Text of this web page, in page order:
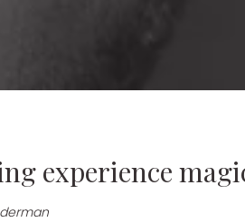
experience